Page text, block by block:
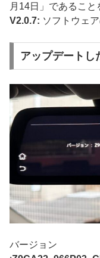
月14日」であること
V2.0.7: ソフトウェ
アップデートし
バージョン